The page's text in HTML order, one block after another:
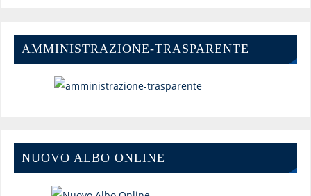
AMMINISTRAZIONE-TRASPARENTE
NUOVO ALBO ONLINE